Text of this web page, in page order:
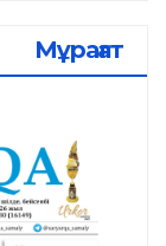
Мұрағат